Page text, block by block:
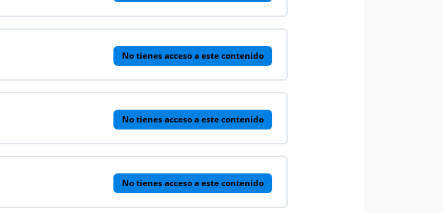
No tienes acceso a este contenido
No tienes acceso a este contenido
No tienes acceso a este contenido